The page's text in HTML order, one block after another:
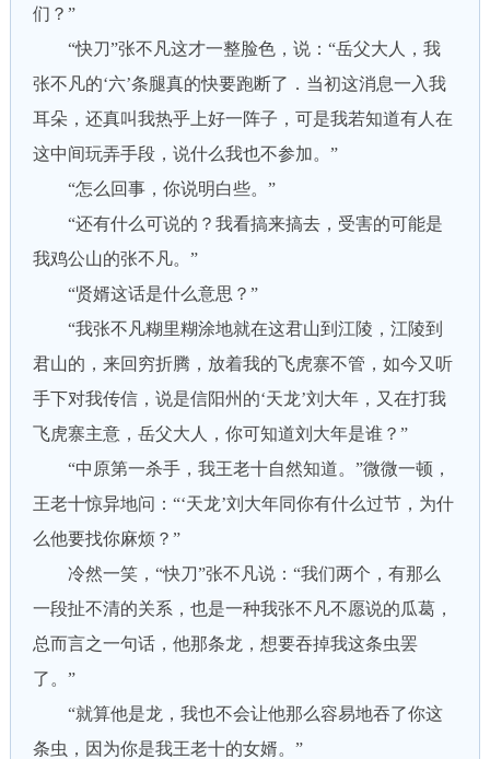
们？”
“快刀”张不凡这才一整脸色，说：“岳父大人，我
张不凡的‘六’条腿真的快要跑断了．当初这消息一入我
耳朵，还真叫我热乎上好一阵子，可是我若知道有人在
这中间玩弄手段，说什么我也不参加。”
“怎么回事，你说明白些。”
“还有什么可说的？我看搞来搞去，受害的可能是
我鸡公山的张不凡。”
“贤婿这话是什么意思？”
“我张不凡糊里糊涂地就在这君山到江陵，江陵到
君山的，来回穷折腾，放着我的飞虎寨不管，如今又听
手下对我传信，说是信阳州的‘天龙’刘大年，又在打我
飞虎寨主意，岳父大人，你可知道刘大年是谁？”
“中原第一杀手，我王老十自然知道。”微微一顿，
王老十惊异地问：“‘天龙’刘大年同你有什么过节，为什
么他要找你麻烦？”
冷然一笑，“快刀”张不凡说：“我们两个，有那么
一段扯不清的关系，也是一种我张不凡不愿说的瓜葛，
总而言之一句话，他那条龙，想要吞掉我这条虫罢
了。”
“就算他是龙，我也不会让他那么容易地吞了你这
条虫，因为你是我王老十的女婿。”